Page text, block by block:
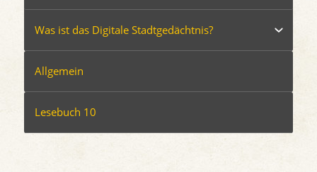
Was ist das Digitale Stadtgedächtnis?
Allgemein
Lesebuch 10